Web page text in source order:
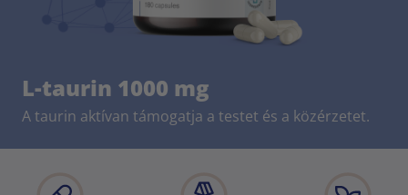
L-taurin 1000 mg
A taurin aktívan támogatja a testet és a közérzetet.